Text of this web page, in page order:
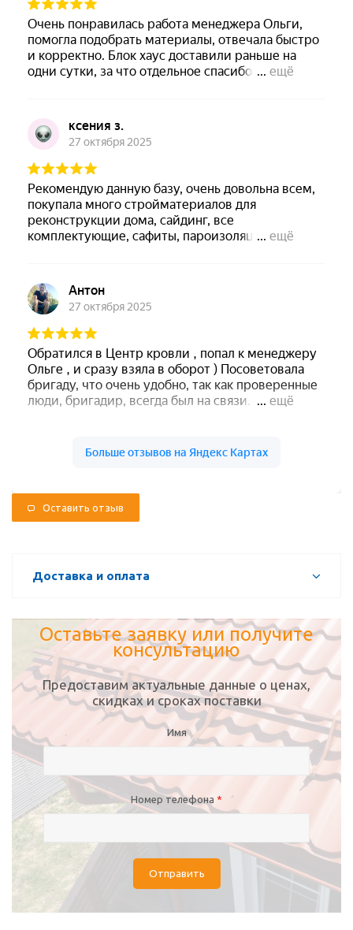
Оставить отзыв
Доставка и оплата
Оставьте заявку или получите
консультацию
Предоставим актуальные данные о ценах,
скидках и сроках поставки
Имя
Номер телефона *
Отправить